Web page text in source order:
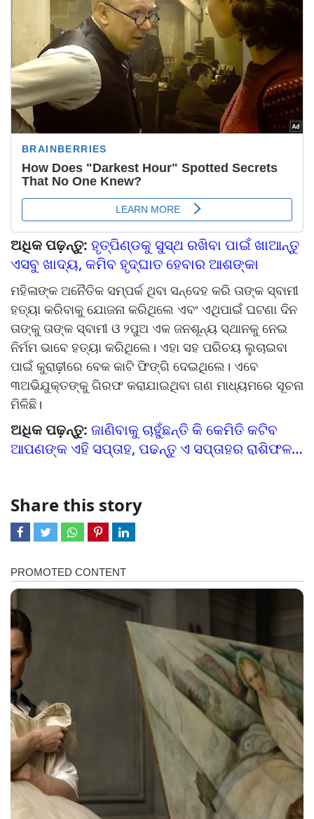
ଅଧିକ ପଢ଼ନ୍ତୁ: ହୃତ୍‌ପିଣ୍ଡକୁ ସୁସ୍ଥ ରଖିବା ପାଇଁ ଖାଆନ୍ତୁ
ଏସବୁ ଖାଦ୍ୟ, କମିବ ହୃଦ୍‌ଘାତ ହେବାର ଆଶଙ୍କା
ମହିଳାଙ୍କ ଅନୈତିକ ସମ୍ପର୍କ ଥିବା ସନ୍ଦେହ କରି ତାଙ୍କ ସ୍ବାମୀ
ହତ୍ୟା କରିବାକୁ ଯୋଜନା କରିଥିଲେ ଏବଂ ଏଥିପାଇଁ ଘଟଣା ଦିନ
ତାଙ୍କୁ ତାଙ୍କ ସ୍ବାମୀ ଓ ୨ପୁଅ ଏକ ଜନଶୂନ୍ୟ ସ୍ଥାନକୁ ନେଇ
ନିର୍ମମ ଭା‌ବେ ହତ୍ୟା କରିଥିଲେ। ଏହା ସହ ପରିଚୟ ଲୁଚାଇବା
ପାଇଁ କୁରାଢ଼ୀରେ ବେକ କାଟି ଫିଙ୍ଗି ଦେଇଥିଲେ। ଏବେ
୩ଅଭିଯୁକ୍ତଙ୍କୁ ଗିରଫ କରାଯାଇଥିବା ଗଣ ମାଧ୍ୟମରେ ସୂଚନା
ମିଳିଛି।
ଅଧିକ ପଢ଼ନ୍ତୁ: ଜାଣିବାକୁ ଚାହୁଁଛନ୍ତି କି କେମିତି କଟିବ
ଆପଣଙ୍କ ଏହି ସପ୍ତାହ, ପଢନ୍ତୁ ଏ ସପ୍ତାହର ରାଶିଫଳ…
Share this story